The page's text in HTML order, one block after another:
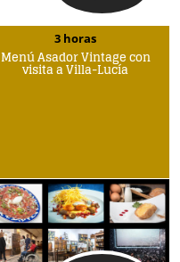
3 horas
Menú Asador Vintage con
visita a Villa-Lucía